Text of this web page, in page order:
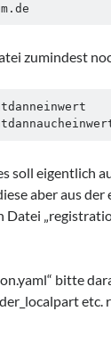
zumindest
soll eigentlich
aber aus der
bitte
etc.